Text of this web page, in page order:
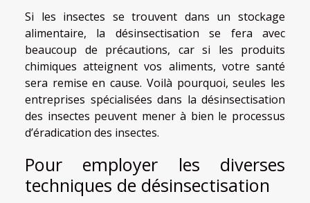
Si les insectes se trouvent dans un stockage
alimentaire, la désinsectisation se fera avec
beaucoup de précautions, car si les produits
chimiques atteignent vos aliments, votre santé
sera remise en cause. Voilà pourquoi, seules les
entreprises spécialisées dans la désinsectisation
des insectes peuvent mener à bien le processus
d’éradication des insectes.
Pour employer les diverses
techniques de désinsectisation